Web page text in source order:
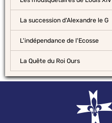
La succession d'Alexandre le G
L'indépendance de l'Ecosse
La Quête du Roi Ours